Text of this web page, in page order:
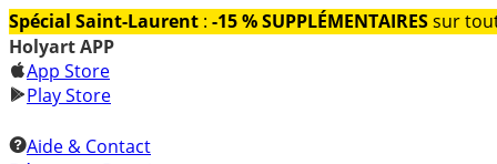
Spécial Saint-Laurent : -15 % SUPPLÉMENTAIRESsur
Holyart APP
App Store
Play Store
Aide & Contact